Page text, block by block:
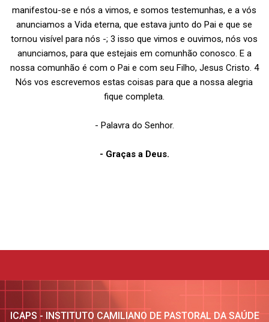
manifestou-se e nós a vimos, e somos testemunhas, e a vós
anunciamos a Vida eterna, que estava junto do Pai e que se
tornou visível para nós -; 3 isso que vimos e ouvimos, nós vos
anunciamos, para que estejais em comunhão conosco. E a
nossa comunhão é com o Pai e com seu Filho, Jesus Cristo. 4
Nós vos escrevemos estas coisas para que a nossa alegria
fique completa.
- Palavra do Senhor.
- Graças a Deus.
ICAPS - INSTITUTO CAMILIANO DE PASTORAL DA SAÚDE